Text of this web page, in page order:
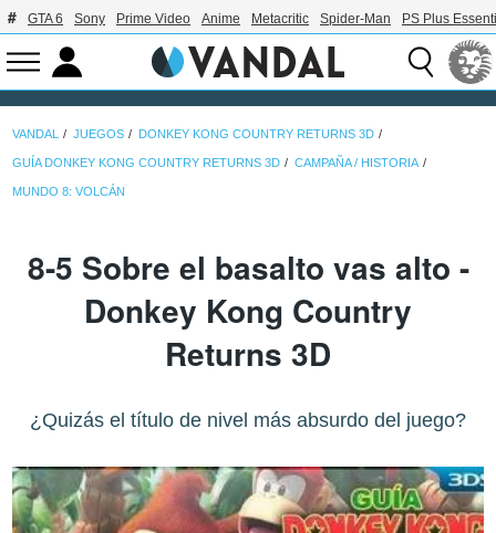
GTA 6 Sony Prime Video Anime Metacritic Spider-Man PS Plus
VANDAL JUEGOS DONKEY KONG COUNTRY RETURNS 3D
GUÍA DONKEY KONG COUNTRY RETURNS 3D CAMPAÑA / HISTORIA
MUNDO 8: VOLCÁN
8-5 Sobre el basalto vas alto -
Donkey Kong Country
Returns 3D
¿Quizás el título de nivel más absurdo del juego?